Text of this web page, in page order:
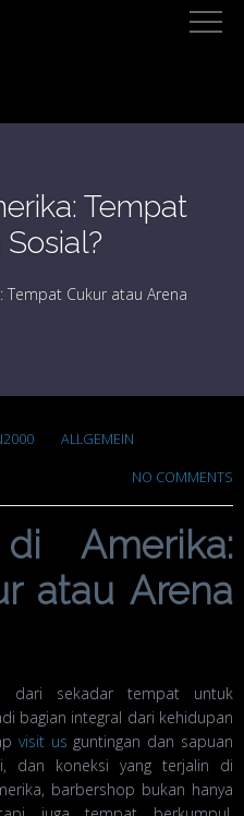
Tempat
Cukur atau Arena
ALLGEMEIN
NO COMMENTS
Amerika:
atau Arena
dari sekadar tempat untuk
bagian integral dari kehidupan
visit us guntingan dan sapuan
dan koneksi yang terjalin di
barbershop bukan hanya